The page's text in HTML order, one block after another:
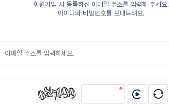
회원가입 시 등록하신 이메일 주소를 입력해 주세요.
아이디와 비밀번호를 보내드려요.